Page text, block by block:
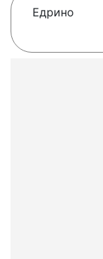
Едрино